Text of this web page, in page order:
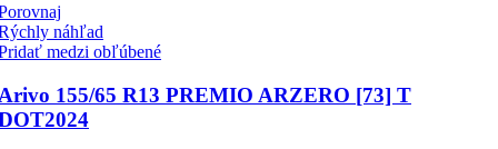
náhľad
medzi obľúbené
155/65 R13 PREMIO ARZERO [73] T